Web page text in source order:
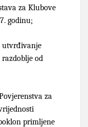
za Klubove
godinu;
utvrđivanje
od
za
primljene